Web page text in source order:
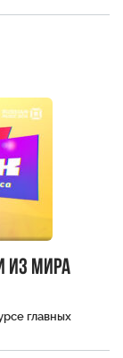
из мира
главных